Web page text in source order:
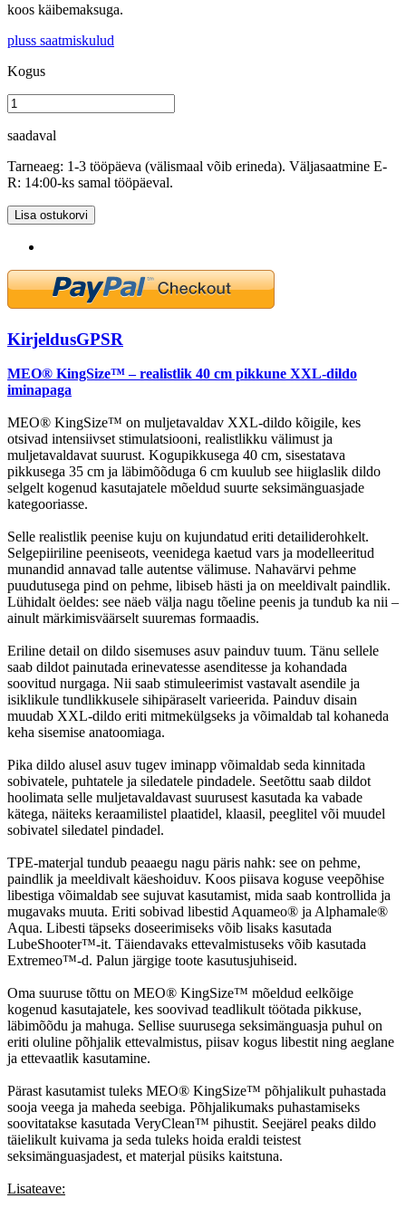
koos käibemaksuga.
pluss saatmiskulud
Kogus
saadaval
Tarneaeg: 1-3 tööpäeva (välismaal võib erineda). Väljasaatmine E-
R: 14:00-ks samal tööpäeval.
Lisa ostukorvi
KirjeldusGPSR
MEO® KingSize™ – realistlik 40 cm pikkune XXL-dildo
iminapaga
MEO® KingSize™ on muljetavaldav XXL-dildo kõigile, kes
otsivad intensiivset stimulatsiooni, realistlikku välimust ja
muljetavaldavat suurust. Kogupikkusega 40 cm, sisestatava
pikkusega 35 cm ja läbimõõduga 6 cm kuulub see hiiglaslik dildo
selgelt kogenud kasutajatele mõeldud suurte seksimänguasjade
kategooriasse.
Selle realistlik peenise kuju on kujundatud eriti detailiderohkelt.
Selgepiiriline peeniseots, veenidega kaetud vars ja modelleeritud
munandid annavad talle autentse välimuse. Nahavärvi pehme
puudutusega pind on pehme, libiseb hästi ja on meeldivalt paindlik.
Lühidalt öeldes: see näeb välja nagu tõeline peenis ja tundub ka nii –
ainult märkimisväärselt suuremas formaadis.
Eriline detail on dildo sisemuses asuv painduv tuum. Tänu sellele
saab dildot painutada erinevatesse asenditesse ja kohandada
soovitud nurgaga. Nii saab stimuleerimist vastavalt asendile ja
isiklikule tundlikkusele sihipäraselt varieerida. Painduv disain
muudab XXL-dildo eriti mitmekülgseks ja võimaldab tal kohaneda
keha sisemise anatoomiaga.
Pika dildo alusel asuv tugev iminapp võimaldab seda kinnitada
sobivatele, puhtatele ja siledatele pindadele. Seetõttu saab dildot
hoolimata selle muljetavaldavast suurusest kasutada ka vabade
kätega, näiteks keraamilistel plaatidel, klaasil, peeglitel või muudel
sobivatel siledatel pindadel.
TPE-materjal tundub peaaegu nagu päris nahk: see on pehme,
paindlik ja meeldivalt käeshoiduv. Koos piisava koguse veepõhise
libestiga võimaldab see sujuvat kasutamist, mida saab kontrollida ja
mugavaks muuta. Eriti sobivad libestid Aquameo® ja Alphamale®
Aqua. Libesti täpseks doseerimiseks võib lisaks kasutada
LubeShooter™-it. Täiendavaks ettevalmistuseks võib kasutada
Extremeo™-d. Palun järgige toote kasutusjuhiseid.
Oma suuruse tõttu on MEO® KingSize™ mõeldud eelkõige
kogenud kasutajatele, kes soovivad teadlikult töötada pikkuse,
läbimõõdu ja mahuga. Sellise suurusega seksimänguasja puhul on
eriti oluline põhjalik ettevalmistus, piisav kogus libestit ning aeglane
ja ettevaatlik kasutamine.
Pärast kasutamist tuleks MEO® KingSize™ põhjalikult puhastada
sooja veega ja maheda seebiga. Põhjalikumaks puhastamiseks
soovitatakse kasutada VeryClean™ pihustit. Seejärel peaks dildo
täielikult kuivama ja seda tuleks hoida eraldi teistest
seksimänguasjadest, et materjal püsiks kaitstuna.
Lisateave: